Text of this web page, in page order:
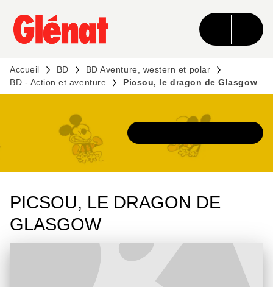
MENU RECHERCHE CONTENU
PIED DE PAGE
Accueil BD
BD Aventure, western et polar
BD - Action et aventure
Picsou, le dragon de Glasgow
PICSOU, LE DRAGON DE
GLASGOW